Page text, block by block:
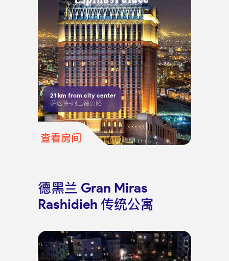
21 km from city center
萨达特-阿巴德公路
查看房间
德黑兰 Gran Miras
Rashidieh 传统公寓